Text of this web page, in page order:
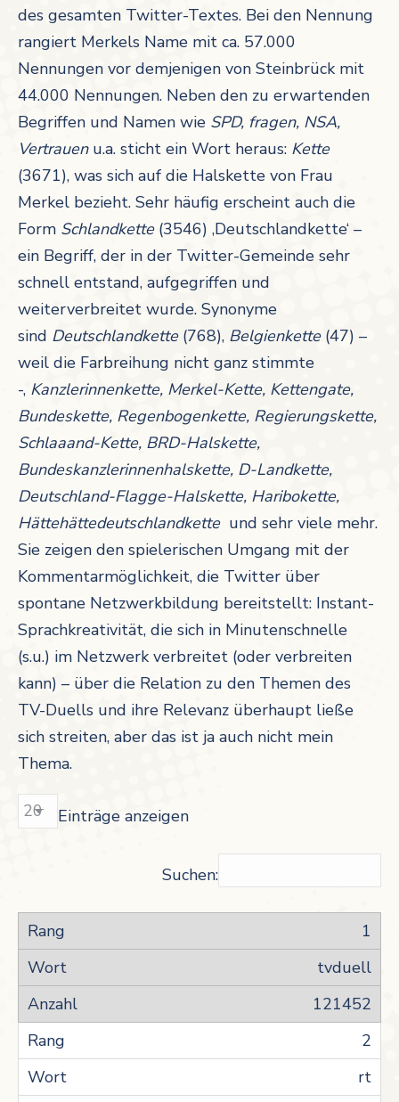
des gesamten Twitter-Textes. Bei den Nennung
rangiert Merkels Name mit ca. 57.000
Nennungen vor demjenigen von Steinbrück mit
44.000 Nennungen. Neben den zu erwartenden
Begriffen und Namen wie SPD, fragen, NSA,
Vertrauen u.a. sticht ein Wort heraus: Kette
(3671), was sich auf die Halskette von Frau
Merkel bezieht. Sehr häufig erscheint auch die
Form Schlandkette(3546) ‚Deutschlandkette‘ –
ein Begriff, der in der Twitter-Gemeinde sehr
schnell entstand, aufgegriffen und
weiterverbreitet wurde. Synonyme
sind Deutschlandkette(768), Belgienkette(47) –
weil die Farbreihung nicht ganz stimmte
-, Kanzlerinnenkette, Merkel-Kette, Kettengate,
Bundeskette, Regenbogenkette, Regierungskette,
Schlaaand-Kette, BRD-Halskette,
Bundeskanzlerinnenhalskette, D-Landkette,
Deutschland-Flagge-Halskette, Haribokette,
Hättehättedeutschlandkette und sehr viele mehr.
Sie zeigen den spielerischen Umgang mit der
Kommentarmöglichkeit, die Twitter über
spontane Netzwerkbildung bereitstellt: Instant-
Sprachkreativität, die sich in Minutenschnelle
(s.u.) im Netzwerk verbreitet (oder verbreiten
kann) – über die Relation zu den Themen des
TV-Duells und ihre Relevanz überhaupt ließe
sich streiten, aber das ist ja auch nicht mein
Thema.
Einträge anzeigen
Suchen:
1
tvduell
121452
2
rt